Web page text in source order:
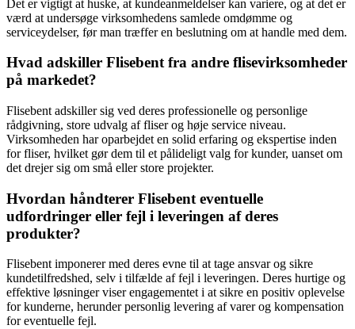
Det er vigtigt at huske, at kundeanmeldelser kan variere, og at det er
værd at undersøge virksomhedens samlede omdømme og
serviceydelser, før man træffer en beslutning om at handle med dem.
Hvad adskiller Flisebent fra andre flisevirksomheder
på markedet?
Flisebent adskiller sig ved deres professionelle og personlige
rådgivning, store udvalg af fliser og høje service niveau.
Virksomheden har oparbejdet en solid erfaring og ekspertise inden
for fliser, hvilket gør dem til et pålideligt valg for kunder, uanset om
det drejer sig om små eller store projekter.
Hvordan håndterer Flisebent eventuelle
udfordringer eller fejl i leveringen af deres
produkter?
Flisebent imponerer med deres evne til at tage ansvar og sikre
kundetilfredshed, selv i tilfælde af fejl i leveringen. Deres hurtige og
effektive løsninger viser engagementet i at sikre en positiv oplevelse
for kunderne, herunder personlig levering af varer og kompensation
for eventuelle fejl.